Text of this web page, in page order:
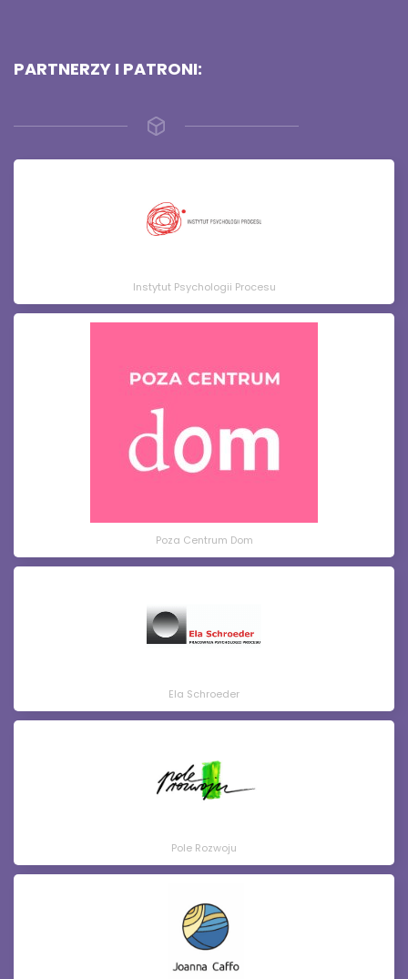
PARTNERZY I PATRONI:
Instytut Psychologii Procesu
Poza Centrum Dom
Ela Schroeder
Pole Rozwoju